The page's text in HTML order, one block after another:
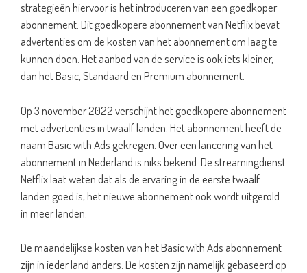
strategieën hiervoor is het introduceren van een goedkoper
abonnement. Dit goedkopere abonnement van Netflix bevat
advertenties om de kosten van het abonnement om laag te
kunnen doen. Het aanbod van de service is ook iets kleiner,
dan het Basic, Standaard en Premium abonnement.
Op 3 november 2022 verschijnt het goedkopere abonnement
met advertenties in twaalf landen. Het abonnement heeft de
naam Basic with Ads gekregen. Over een lancering van het
abonnement in Nederland is niks bekend. De streamingdienst
Netflix laat weten dat als de ervaring in de eerste twaalf
landen goed is, het nieuwe abonnement ook wordt uitgerold
in meer landen.
De maandelijkse kosten van het Basic with Ads abonnement
zijn in ieder land anders. De kosten zijn namelijk gebaseerd op